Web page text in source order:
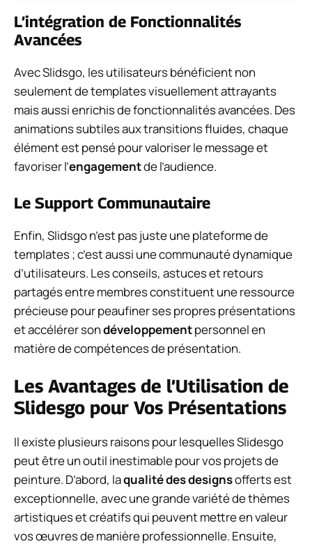
L’intégration de Fonctionnalités
Avancées
Avec Slidsgo, les utilisateurs bénéficient non
seulement de templates visuellement attrayants
mais aussi enrichis de fonctionnalités avancées. Des
animations subtiles aux transitions fluides, chaque
élément est pensé pour valoriser le message et
favoriser l’engagementde l’audience.
Le Support Communautaire
Enfin, Slidsgo n’est pas juste une plateforme de
templates ; c’est aussi une communauté dynamique
d’utilisateurs. Les conseils, astuces et retours
partagés entre membres constituent une ressource
précieuse pour peaufiner ses propres présentations
et accélérer sondéveloppementpersonnel en
matière de compétences de présentation.
Les Avantages de l’Utilisation de
Slidesgo pour Vos Présentations
Il existe plusieurs raisons pour lesquelles Slidesgo
peut être un outil inestimable pour vos projets de
peinture. D’abord, laqualité des designsofferts est
exceptionnelle, avec une grande variété de thèmes
artistiques et créatifs qui peuvent mettre en valeur
vos œuvres de manière professionnelle. Ensuite,